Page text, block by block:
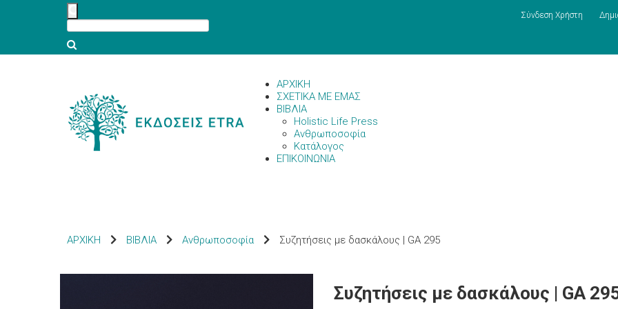
Σύνδεση Χρήστη
ΑΡΧΙΚΗ
ΣΧΕΤΙΚΑ ΜΕ ΕΜΑΣ
ΒΙΒΛΙΑ
Holistic Life Press
Ανθρωποσοφία
Κατάλογος
ΕΠΙΚΟΙΝΩΝΙΑ
ΑΡΧΙΚΗ ΒΙΒΛΙΑ Ανθρωποσοφία Συζητήσεις με δασκάλους | GA 295
Συζητήσεις με δασκάλους | GA